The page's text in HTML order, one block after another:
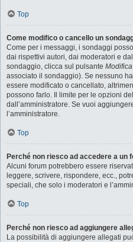
Top
Come modifico o cancello un
Come per i messaggi, i sondaggi
dai rispettivi autori, dai moderatori e
sondaggio, clicca sul pulsante Modifica
associato il sondaggio). Se nessuno
essere modificato o cancellato,
possono farlo. Il limite per le opzioni
dall’amministratore. Se vuoi
l’amministratore.
Top
Perché non riesco ad accedere a un
Alcuni forum potrebbero essere
leggere, scrivere, rispondere, ecc.,
speciali, che solo i moderatori e
Top
Perché non riesco ad aggiungere
La possibilità di aggiungere allegati